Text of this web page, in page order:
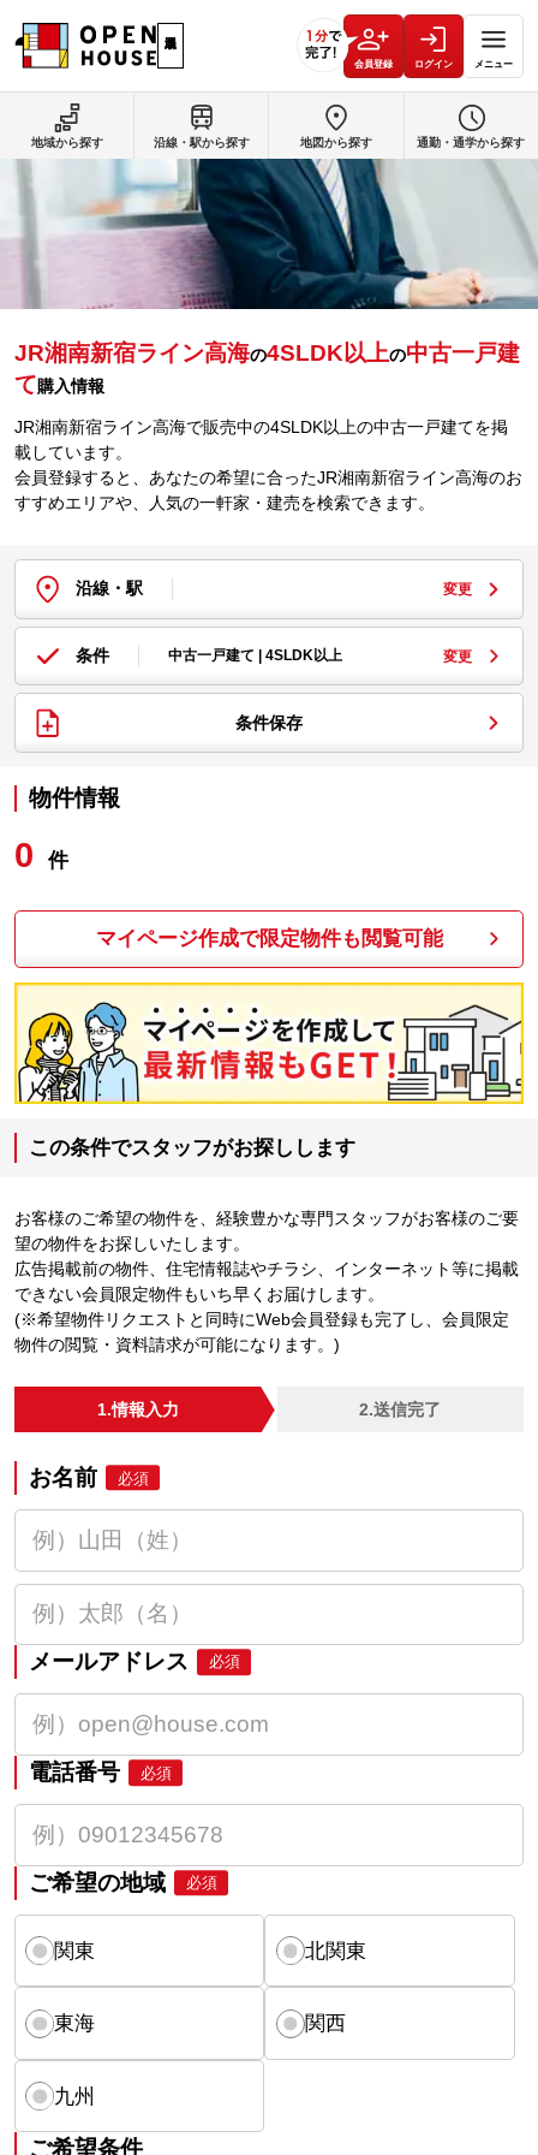
会員登録 ログイン メニュー
JR湘南新宿ライン高海の4SLDK以上の中古一戸建
て購入情報
JR湘南新宿ライン高海で販売中の4SLDK以上の中古一戸建てを掲
載しています。
会員登録すると、あなたの希望に合ったJR湘南新宿ライン高海のお
すすめエリアや、人気の一軒家・建売を検索できます。
沿線・駅 変更
条件 中古一戸建て | 4SLDK以上 変更
条件保存
物件情報
0 件
マイページ作成で限定物件も閲覧可能
この条件でスタッフがお探しします
お客様のご希望の物件を、経験豊かな専門スタッフがお客様のご要
望の物件をお探しいたします。
広告掲載前の物件、住宅情報誌やチラシ、インターネット等に掲載
できない会員限定物件もいち早くお届けします。
(※希望物件リクエストと同時にWeb会員登録も完了し、会員限定
物件の閲覧・資料請求が可能になります。)
1.情報入力 2.送信完了
お名前 必須
メールアドレス 必須
電話番号 必須
ご希望の地域 必須
関東 北関東
東海 関西
九州
ご希望条件
地域から探す 沿線・駅から探す 地図から探す 通勤・通学から探す